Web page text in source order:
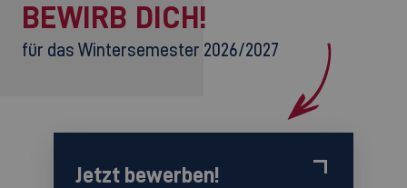
BEWIRB DICH!
für das Wintersemester 2026/2027
Jetzt bewerben!